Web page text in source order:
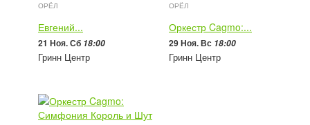
ОРЁЛ
Евгений...
21 Ноя. Сб 18:00
Гринн Центр
ОРЁЛ
Оркестр Cagmo:...
29 Ноя. Вс 18:00
Гринн Центр